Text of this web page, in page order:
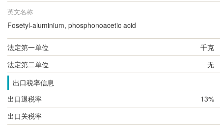
英文名称
Fosetyl-aluminium, phosphonoacetic acid
法定第一单位
千克
法定第二单位
无
出口税率信息
出口退税率
13%
出口关税率